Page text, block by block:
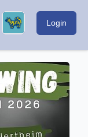
Login